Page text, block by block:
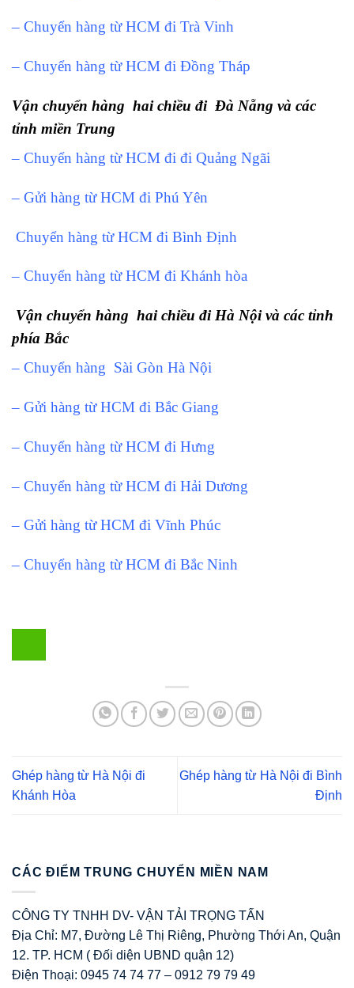
– Chuyển hàng từ HCM đi Trà Vinh
– Chuyển hàng từ HCM đi Đồng Tháp
Vận chuyển hàng hai chiều đi Đà Nẵng và các
tỉnh miền Trung
– Chuyển hàng từ HCM đi đi Quảng Ngãi
– Gửi hàng từ HCM đi Phú Yên
Chuyển hàng từ HCM đi Bình Định
– Chuyển hàng từ HCM đi Khánh hòa
Vận chuyển hàng hai chiều đi Hà Nội và các tỉnh
phía Bắc
– Chuyển hàng Sài Gòn Hà Nội
– Gửi hàng từ HCM đi Bắc Giang
– Chuyển hàng từ HCM đi Hưng
– Chuyển hàng từ HCM đi Hải Dương
– Gửi hàng từ HCM đi Vĩnh Phúc
– Chuyển hàng từ HCM đi Bắc Ninh
Ghép hàng từ Hà Nội đi
Khánh Hòa
Ghép hàng từ Hà Nội đi Bình
Định
CÁC ĐIỂM TRUNG CHUYỂN MIỀN NAM
CÔNG TY TNHH DV- VẬN TẢI TRỌNG TẤN
Địa Chỉ: M7, Đường Lê Thị Riêng, Phường Thới An, Quận
12. TP. HCM ( Đối diện UBND quận 12)
Điện Thoại: 0945 74 74 77 – 0912 79 79 49